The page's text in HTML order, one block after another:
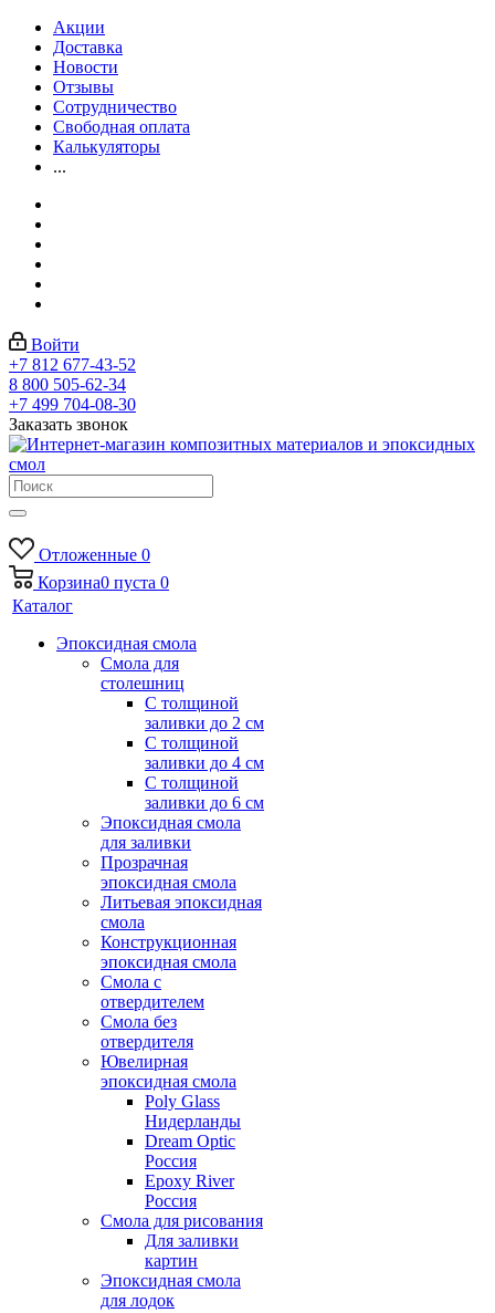
Акции
Доставка
Новости
Отзывы
Сотрудничество
Свободная оплата
Калькуляторы
...
Войти
+7 812 677-43-52
8 800 505-62-34
+7 499 704-08-30
Заказать звонок
Отложенные 0
Корзина0 пуста 0
Каталог
Эпоксидная смола
Смола для
столешниц
С толщиной
заливки до 2 см
С толщиной
заливки до 4 см
С толщиной
заливки до 6 см
Эпоксидная смола
для заливки
Прозрачная
эпоксидная смола
Литьевая эпоксидная
смола
Конструкционная
эпоксидная смола
Смола с
отвердителем
Смола без
отвердителя
Ювелирная
эпоксидная смола
Poly Glass
Нидерланды
Dream Optic
Россия
Epoxy River
Россия
Смола для рисования
Для заливки
картин
Эпоксидная смола
для лодок